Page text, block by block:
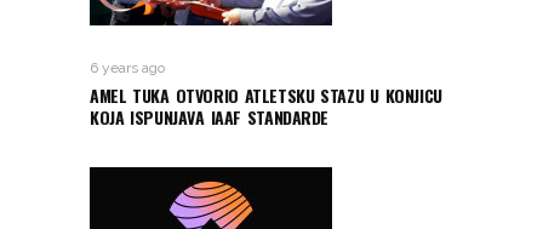
6 years ago
AMEL TUKA OTVORIO ATLETSKU STAZU U KONJICU
KOJA ISPUNJAVA IAAF STANDARDE